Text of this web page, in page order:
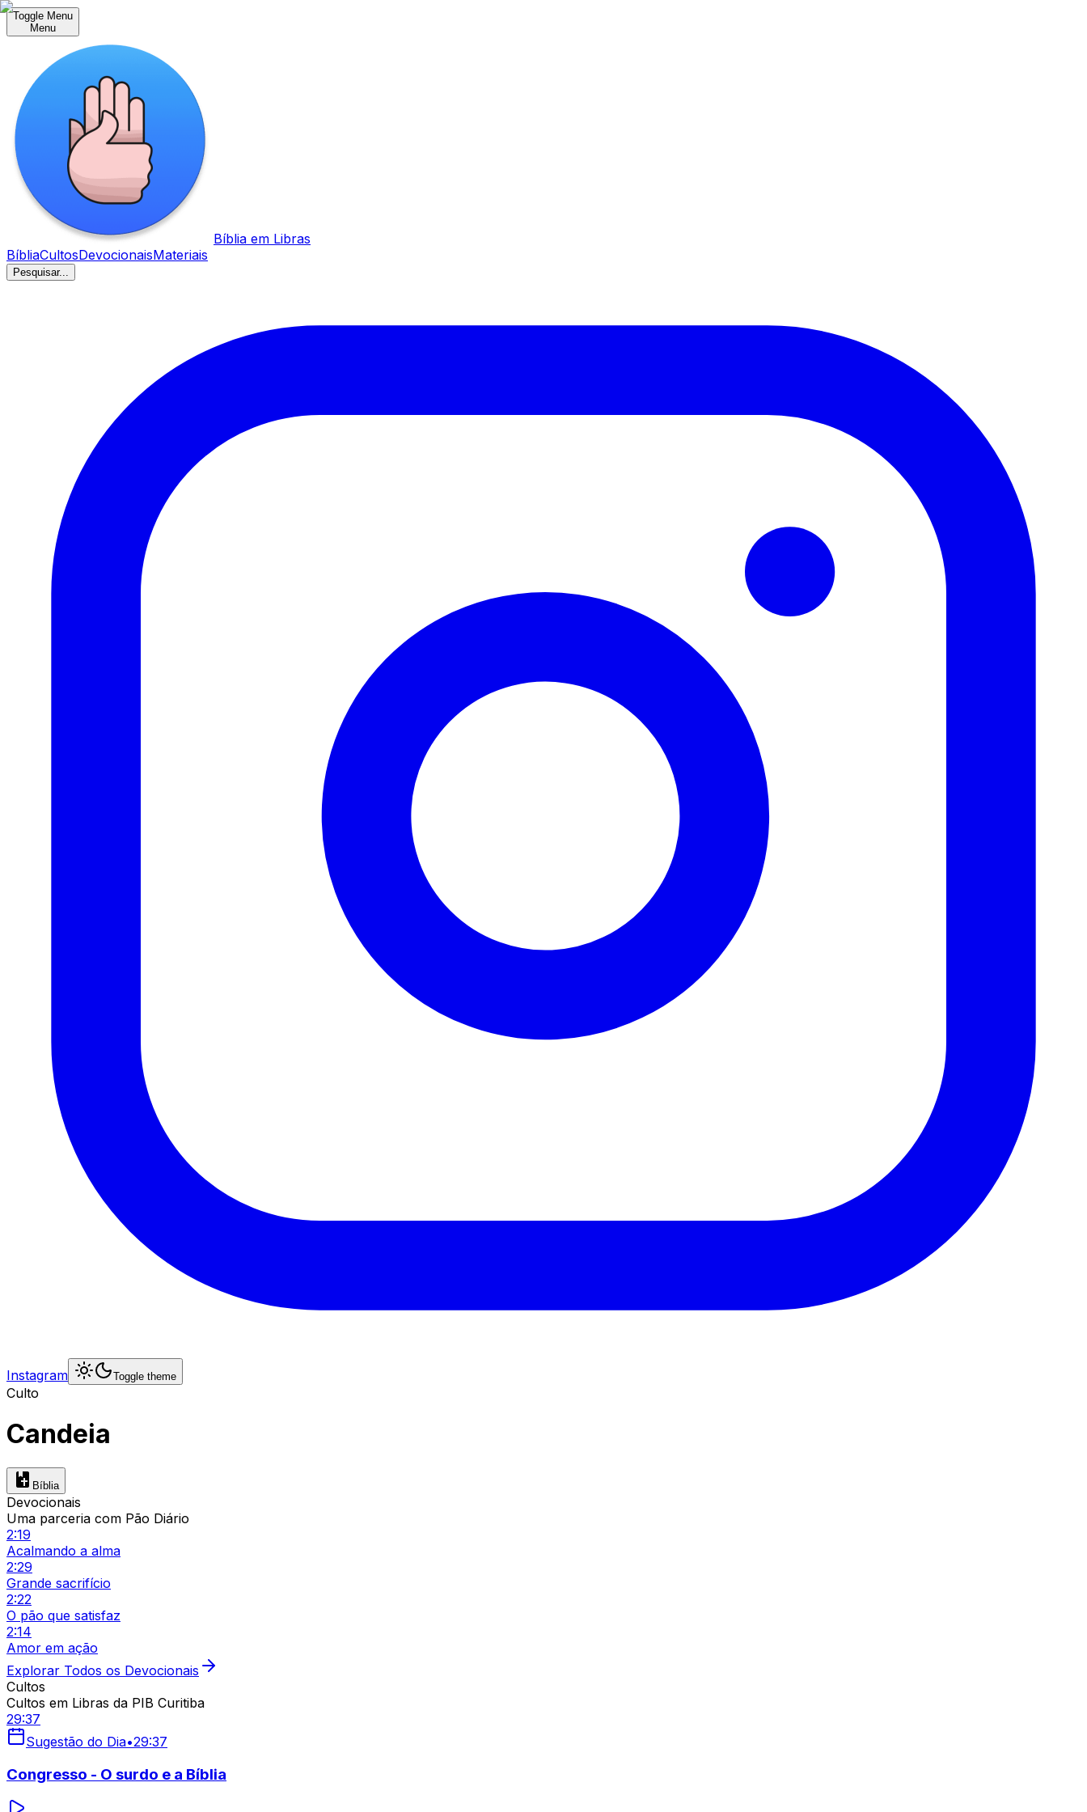
Toggle Menu
Menu
Bíblia em Libras
BíbliaCultosDevocionaisMateriais
Pesquisar...
Instagram Toggle theme
Culto
Candeia
Bíblia
Devocionais
Uma parceria com Pão Diário
2:19
Acalmando a alma
2:29
Grande sacrifício
2:22
O pão que satisfaz
2:14
Amor em ação
Explorar Todos os Devocionais
Cultos
Cultos em Libras da PIB Curitiba
29:37
Sugestão do Dia•29:37
Congresso - O surdo e a Bíblia